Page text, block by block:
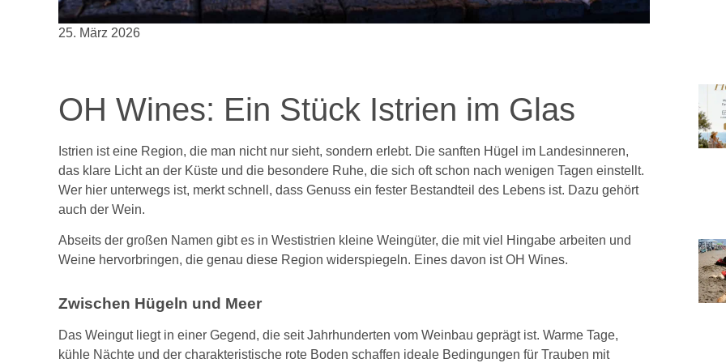
25. März 2026
OH Wines: Ein Stück Istrien im Glas
Istrien ist eine Region, die man nicht nur sieht, sondern erlebt. Die sanften Hügel im Landesinneren,
das klare Licht an der Küste und die besondere Ruhe, die sich oft schon nach wenigen Tagen einstellt.
Wer hier unterwegs ist, merkt schnell, dass Genuss ein fester Bestandteil des Lebens ist. Dazu gehört
auch der Wein.
Abseits der großen Namen gibt es in Westistrien kleine Weingüter, die mit viel Hingabe arbeiten und
Weine hervorbringen, die genau diese Region widerspiegeln. Eines davon ist OH Wines.
Zwischen Hügeln und Meer
Das Weingut liegt in einer Gegend, die seit Jahrhunderten vom Weinbau geprägt ist. Warme Tage,
kühle Nächte und der charakteristische rote Boden schaffen ideale Bedingungen für Trauben mit